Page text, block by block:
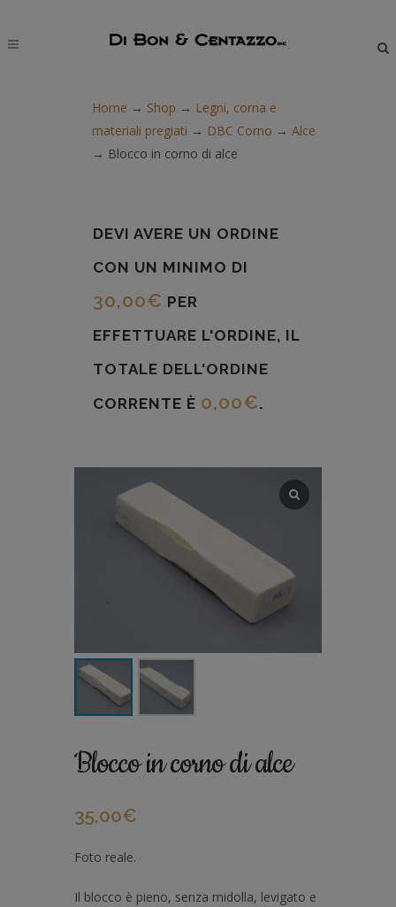
Home → Shop → Legni, corna e
materiali pregiati → DBC Corno → Alce
→ Blocco in corno di alce
DEVI AVERE UN ORDINE
CON UN MINIMO DI
30,00€ PER
EFFETTUARE L'ORDINE, IL
TOTALE DELL'ORDINE
CORRENTE È 0,00€.
Blocco in corno di alce
35,00€
Foto reale.
Il blocco è pieno, senza midolla, levigato e